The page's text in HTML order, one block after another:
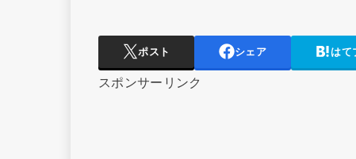
ポスト シェア はて
スポンサーリンク